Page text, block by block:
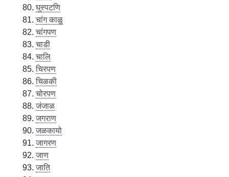
घुस्पटणि
चांग काळु
चांगपण
चाडी
चालि
चिरपण
चिळकी
चोरपण
जंजाळ
जगराण
जळकायो
जागरण
जाण
जाति